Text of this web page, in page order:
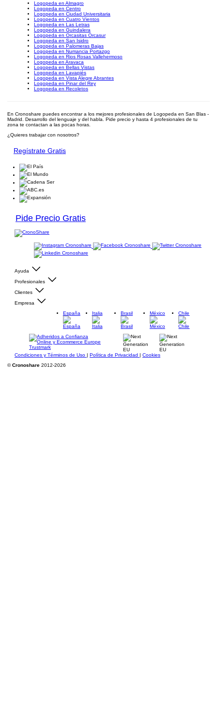
Logopeda en Almagro
Logopeda en Centro
Logopeda en Ciudad Universitaria
Logopeda en Cuatro Vientos
Logopeda en Las Letras
Logopeda en Guindalera
Logopeda en Orcasitas Orcasur
Logopeda en San Isidro
Logopeda en Palomeras Bajas
Logopeda en Numancia Portazgo
Logopeda en Rios Rosas Vallehermoso
Logopeda en Aravaca
Logopeda en Bellas Vistas
Logopeda en Lavapiés
Logopeda en Vista Alegre Abrantes
Logopeda en Pinar del Rey
Logopeda en Recoletos
En Cronoshare puedes encontrar a los mejores profesionales de Logopeda en San Blas -
Madrid. Desarrollo del lenguaje y del habla. Pide precio y hasta 4 profesionales de tu
zona te contactan a las pocas horas.
¿Quieres trabajar con nosotros?
Regístrate Gratis
Pide Precio Gratis
Ayuda
Profesionales
Clientes
Empresa
España
Italia Brasil México Chile
Condiciones y Términos de Uso | Política de Privacidad | Cookies
©Cronoshare 2012-2026